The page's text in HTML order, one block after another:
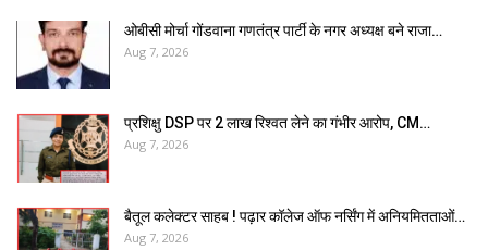
ओबीसी मोर्चा गोंडवाना गणतंत्र पार्टी के नगर अध्यक्ष बने राजा…
Aug 7, 2026
प्रशिक्षु DSP पर ₹2 लाख रिश्वत लेने का गंभीर आरोप, CM…
Aug 7, 2026
बैतूल कलेक्टर साहब ! पढ़ार कॉलेज ऑफ नर्सिंग में अनियमितताओं…
Aug 7, 2026